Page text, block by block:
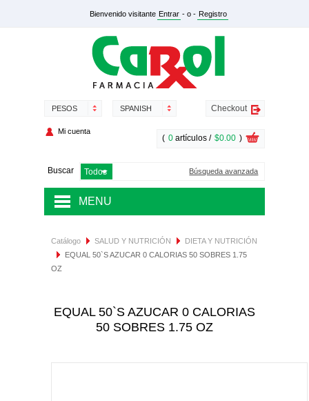
Bienvenido visitante Entrar - o - Registro
SPANISH
PESOS
Mi cuenta
Buscar Búsqueda avanzada
( 0 artículos / $0.00 )
Checkout
MENU
SALUD Y NUTRICIÓN
CUIDADO PERSONAL
Catálogo SALUD Y NUTRICIÓN
DIETA Y NUTRICIÓN
EQUAL 50`S AZUCAR 0 CALORIAS 50 SOBRES 1.75
OZ
EQUAL 50`S AZUCAR 0 CALORIAS
50 SOBRES 1.75 OZ